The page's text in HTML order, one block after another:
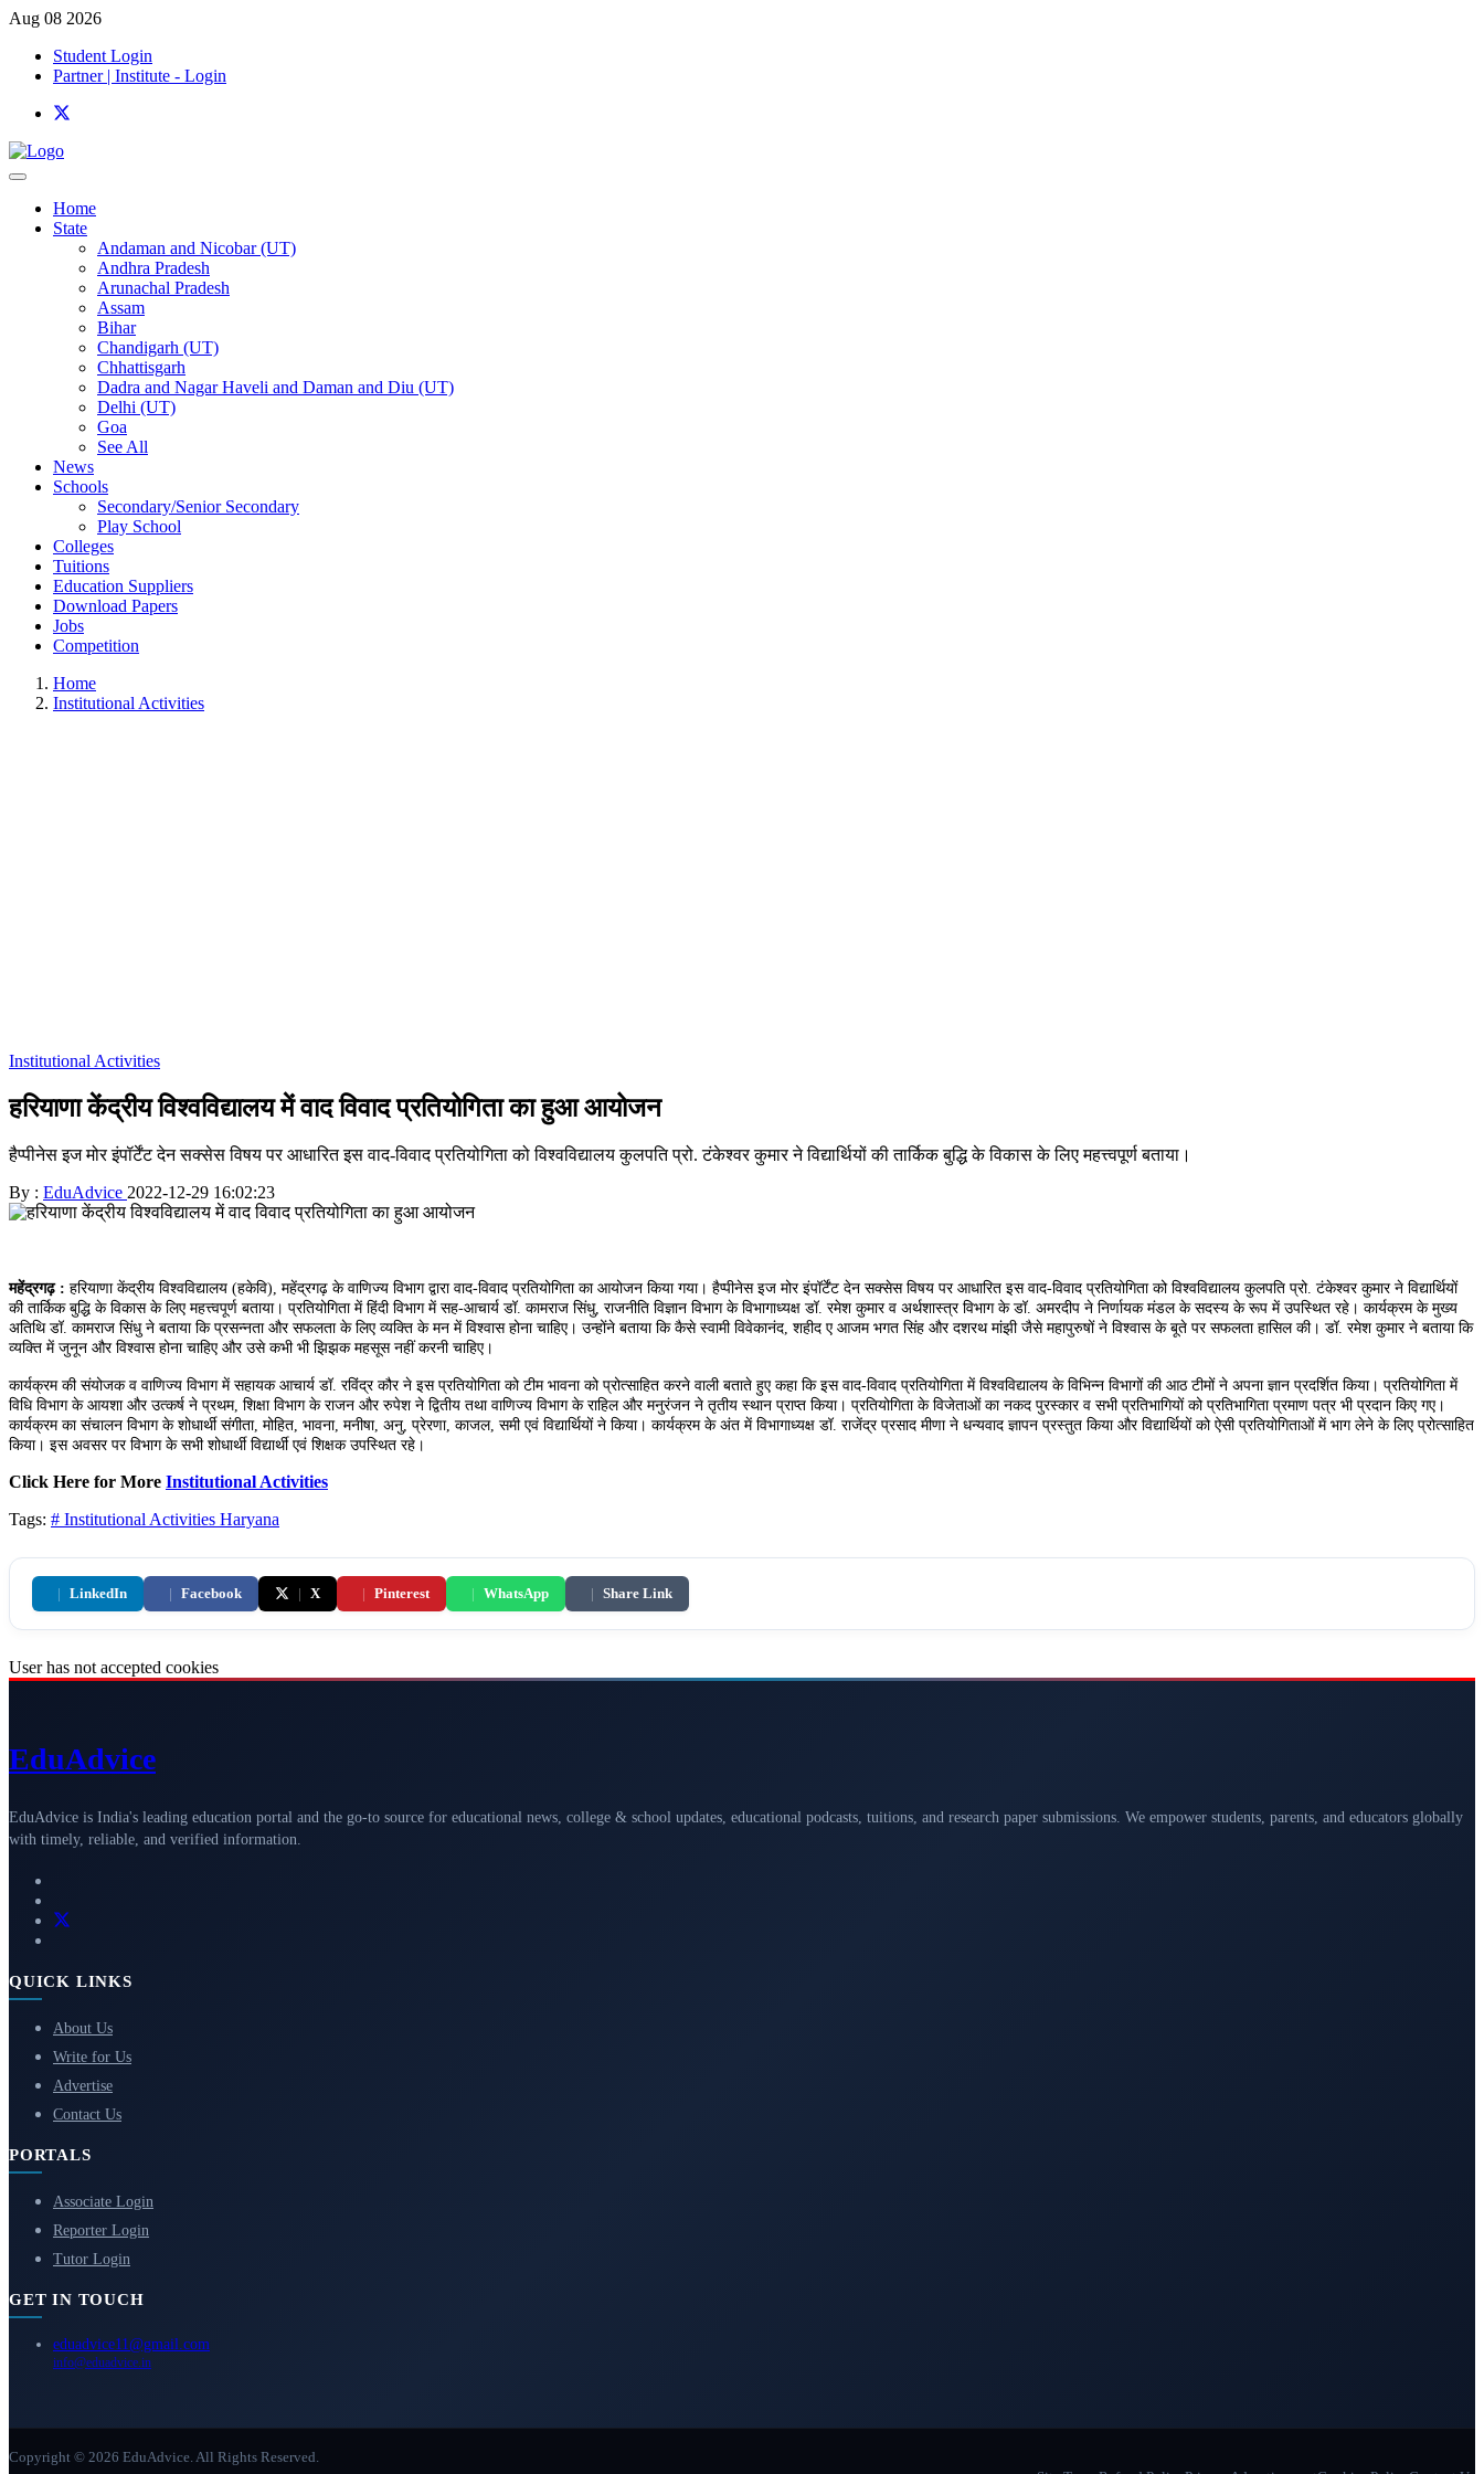
Aug 08 2026
Student Login
Partner | Institute - Login
Home
State
Andaman and Nicobar (UT)
Andhra Pradesh
Arunachal Pradesh
Assam
Bihar
Chandigarh (UT)
Chhattisgarh
Dadra and Nagar Haveli and Daman and Diu (UT)
Delhi (UT)
Goa
See All
News
Schools
Secondary/Senior Secondary
Play School
Colleges
Tuitions
Education Suppliers
Download Papers
Jobs
Competition
Home
Institutional Activities
Institutional Activities
हरियाणा केंद्रीय विश्वविद्यालय में वाद विवाद प्रतियोगिता का हुआ आयोजन
हैप्पीनेस इज मोर इंपॉर्टेंट देन सक्सेस विषय पर आधारित इस वाद-विवाद प्रतियोगिता को विश्वविद्यालय कुलपति प्रो. टंकेश्वर कुमार ने विद्यार्थियों की तार्किक बुद्धि के विकास के लिए महत्त्वपूर्ण बताया।
By : EduAdvice 2022-12-29 16:02:23
महेंद्रगढ़ : हरियाणा केंद्रीय विश्वविद्यालय (हकेवि), महेंद्रगढ़ के वाणिज्य विभाग द्वारा वाद-विवाद प्रतियोगिता का आयोजन किया गया। हैप्पीनेस इज मोर इंपॉर्टेंट देन सक्सेस विषय पर आधारित इस वाद-विवाद प्रतियोगिता को विश्वविद्यालय कुलपति प्रो. टंकेश्वर कुमार ने विद्यार्थियों
की तार्किक बुद्धि के विकास के लिए महत्त्वपूर्ण बताया। प्रतियोगिता में हिंदी विभाग में सह-आचार्य डॉ. कामराज सिंधु, राजनीति विज्ञान विभाग के विभागाध्यक्ष डॉ. रमेश कुमार व अर्थशास्त्र विभाग के डॉ. अमरदीप ने निर्णायक मंडल के सदस्य के रूप में उपस्थित रहे। कार्यक्रम के मुख्य
अतिथि डॉ. कामराज सिंधु ने बताया कि प्रसन्नता और सफलता के लिए व्यक्ति के मन में विश्वास होना चाहिए। उन्होंने बताया कि कैसे स्वामी विवेकानंद, शहीद ए आजम भगत सिंह और दशरथ मांझी जैसे महापुरुषों ने विश्वास के बूते पर सफलता हासिल की। डॉ. रमेश कुमार ने बताया कि
व्यक्ति में जुनून और विश्वास होना चाहिए और उसे कभी भी झिझक महसूस नहीं करनी चाहिए।
कार्यक्रम की संयोजक व वाणिज्य विभाग में सहायक आचार्य डॉ. रविंद्र कौर ने इस प्रतियोगिता को टीम भावना को प्रोत्साहित करने वाली बताते हुए कहा कि इस वाद-विवाद प्रतियोगिता में विश्वविद्यालय के विभिन्न विभागों की आठ टीमों ने अपना ज्ञान प्रदर्शित किया। प्रतियोगिता में
विधि विभाग के आयशा और उत्कर्ष ने प्रथम, शिक्षा विभाग के राजन और रुपेश ने द्वितीय तथा वाणिज्य विभाग के राहिल और मनुरंजन ने तृतीय स्थान प्राप्त किया। प्रतियोगिता के विजेताओं का नकद पुरस्कार व सभी प्रतिभागियों को प्रतिभागिता प्रमाण पत्र भी प्रदान किए गए।
कार्यक्रम का संचालन विभाग के शोधार्थी संगीता, मोहित, भावना, मनीषा, अनु, प्रेरणा, काजल, समी एवं विद्यार्थियों ने किया। कार्यक्रम के अंत में विभागाध्यक्ष डॉ. राजेंद्र प्रसाद मीणा ने धन्यवाद ज्ञापन प्रस्तुत किया और विद्यार्थियों को ऐसी प्रतियोगिताओं में भाग लेने के लिए प्रोत्साहित
किया। इस अवसर पर विभाग के सभी शोधार्थी विद्यार्थी एवं शिक्षक उपस्थित रहे।
Click Here for More Institutional Activities
Tags: # Institutional Activities Haryana
| LinkedIn | Facebook | X | Pinterest | WhatsApp | Share Link
User has not accepted cookies
EduAdvice
EduAdvice is India's leading education portal and the go-to source for educational news, college & school updates, educational podcasts, tuitions, and research paper submissions. We empower students, parents, and educators globally
with timely, reliable, and verified information.
QUICK LINKS
About Us
Write for Us
Advertise
Contact Us
PORTALS
Associate Login
Reporter Login
Tutor Login
GET IN TOUCH
eduadvice11@gmail.com
info@eduadvice.in
Copyright © 2026 EduAdvice. All Rights Reserved.